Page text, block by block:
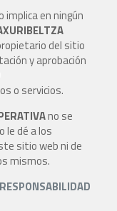
implica en ningún
del sitio
y aprobación
o servicios.
no se
le dé a los
sitio web ni de
mismos.